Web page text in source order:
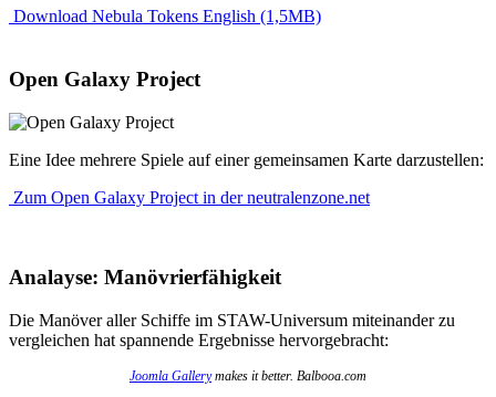
Download Nebula Tokens English (1,5MB)
Open Galaxy Project
Eine Idee mehrere Spiele auf einer gemeinsamen Karte darzustellen:
Zum Open Galaxy Project in der neutralenzone.net
Analayse: Manövrierfähigkeit
Die Manöver aller Schiffe im STAW-Universum miteinander zu
vergleichen hat spannende Ergebnisse hervorgebracht:
Joomla Gallerymakes it better. Balbooa.com